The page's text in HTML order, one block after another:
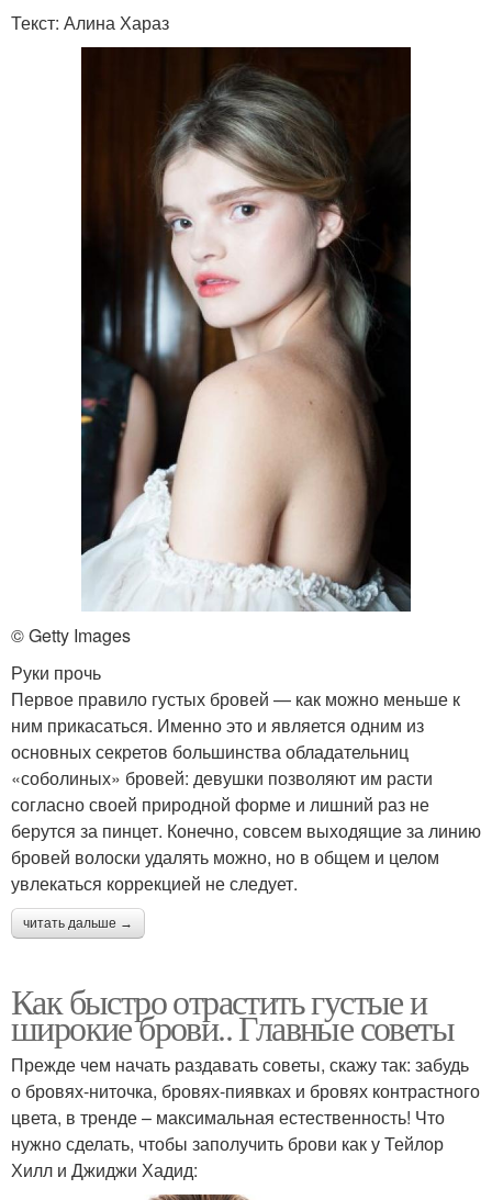
Текст: Алина Хараз
© Getty Images
Руки прочь
Первое правило густых бровей — как можно меньше к
ним прикасаться. Именно это и является одним из
основных секретов большинства обладательниц
«соболиных» бровей: девушки позволяют им расти
согласно своей природной форме и лишний раз не
берутся за пинцет. Конечно, совсем выходящие за линию
бровей волоски удалять можно, но в общем и целом
увлекаться коррекцией не следует.
читать дальше →
Как быстро отрастить густые и
широкие брови.. Главные советы
Прежде чем начать раздавать советы, скажу так: забудь
о бровях-ниточка, бровях-пиявках и бровях контрастного
цвета, в тренде – максимальная естественность! Что
нужно сделать, чтобы заполучить брови как у Тейлор
Хилл и Джиджи Хадид: